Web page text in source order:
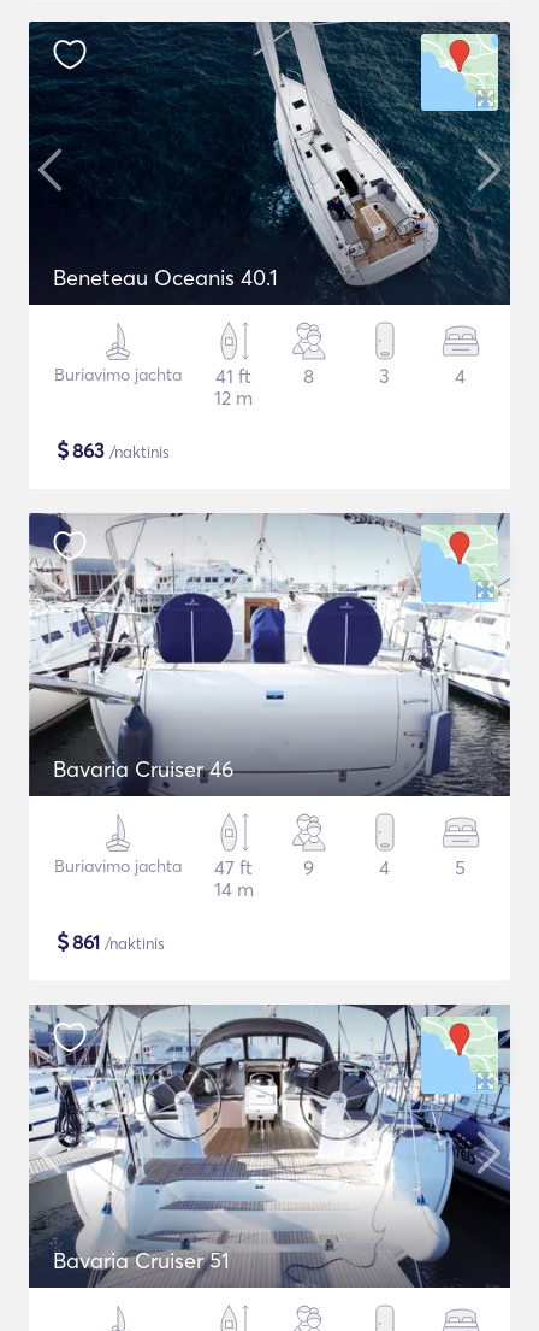
Beneteau Oceanis 40.1
Buriavimo jachta
41 ft
12 m
8 3 4
$863 /naktinis
Bavaria Cruiser 46
Buriavimo jachta
47 ft
14 m
9 4 5
$861 /naktinis
Bavaria Cruiser 51